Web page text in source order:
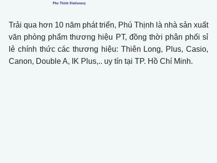
Trải qua hơn 10 năm phát triển, Phú Thịnh là nhà sản xuất
văn phòng phẩm thương hiệu PT, đồng thời phân phối sỉ
lẻ chính thức các thương hiệu: Thiên Long, Plus, Casio,
Canon, Double A, IK Plus,.. uy tín tại TP. Hồ Chí Minh.